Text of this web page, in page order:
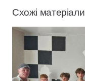
Схожі матеріали